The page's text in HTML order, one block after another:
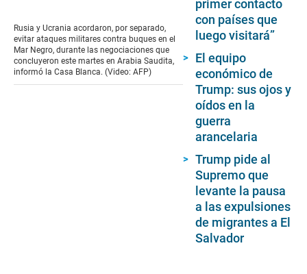
of
1
minute,
50
seconds
Rusia y Ucrania acordaron, por separado,
evitar ataques militares contra buques en el
Mar Negro, durante las negociaciones que
concluyeron este martes en Arabia Saudita,
informó la Casa Blanca. (Video: AFP)
primer contacto
con países que
luego visitará”
El equipo
económico de
Trump: sus ojos y
oídos en la
guerra
arancelaria
Trump pide al
Supremo que
levante la pausa
a las expulsiones
de migrantes a El
Salvador